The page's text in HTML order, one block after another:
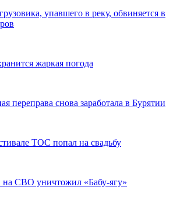
упавшего в реку, обвиняется в
жаркая погода
переправа снова заработала в Бурятии
ТОС попал на свадьбу
СВО уничтожил «Бабу-ягу»